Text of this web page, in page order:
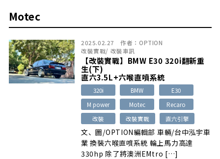
Motec
2025.02.27 作者： OPTION
改裝實戰/ 改裝車訊
【改裝實戰】BMW E30 320i翻新重
生(下)
直六3.5L+六喉直噴系統
320i BMW
E30
M power
Motec
Recaro
改裝
改裝實戰 直六引擎
文、圖/OPTION編輯部 車輛/台中泓宇車
業 換裝六喉直噴系統 輪上馬力高達
330hp 除了將澳洲EMtro […]